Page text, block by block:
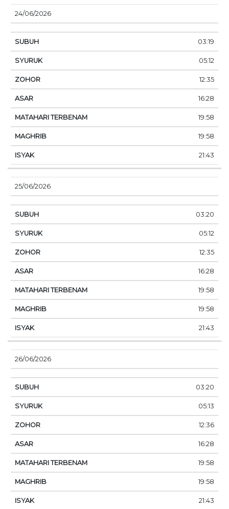
24/06/2026
03:19
05:12
12:35
16:28
19:58
19:58
21:43
25/06/2026
03:20
05:12
12:35
16:28
19:58
19:58
21:43
26/06/2026
03:20
05:13
12:36
16:28
19:58
19:58
21:43